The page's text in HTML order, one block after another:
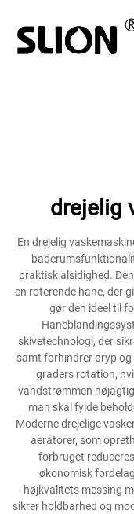
drejelig
En drejelig
praktisk alsidighed.
en roterende hane, der
gør den ideel til
skivetechnologi, der
samt forhindrer dryp
graders rotation,
vandstrømmen
man skal fylde
Moderne drejelige
aeratorer, som
forbruget
økonomisk
højkvalitets messing
sikrer holdbarhed og